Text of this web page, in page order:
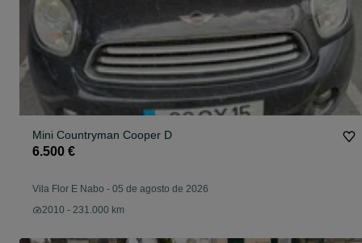
Mini Countryman Cooper D
6.500 €
Vila Flor E Nabo - 05 de agosto de 2026
2010 - 231.000 km